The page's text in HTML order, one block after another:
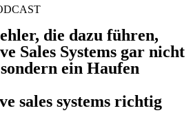
die dazu führen,
Sales Systems gar nicht
ein Haufen
sales systems richtig